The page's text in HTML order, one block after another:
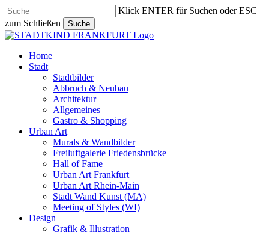
Skip
to
main
content
Klick ENTER für Suchen oder ESC
zum Schließen
Suche
Close
search
Menu
Home
Stadt
Stadtbilder
Abbruch & Neubau
Architektur
Allgemeines
Gastro & Shopping
Urban Art
Murals & Wandbilder
Freiluftgalerie Friedensbrücke
Hall of Fame
Urban Art Frankfurt
Urban Art Rhein-Main
Stadt Wand Kunst (MA)
Meeting of Styles (WI)
Design
Grafik & Illustration